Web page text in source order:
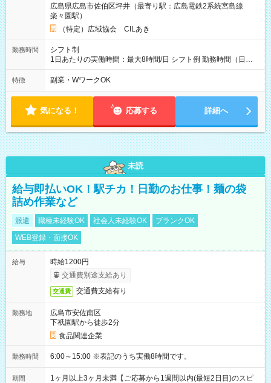
広島県広島市佐伯区坪井（最寄り駅：広島電鉄2系統宮島線
楽々園駅）
（特定）広域協会 CILあき
勤務時間
シフト制
1日あたりの実働時間：最大8時間/日 シフト例 勤務時間（日
勤）・8時～18時 （実働時間8時間 待機休憩2時間）（日勤1回
あたりの給与 2万円）
特徴 副業・WワークOK
気になる！ 応募する 詳細へ
未読
給与即払いOK！駅チカ！日勤のお仕事！麺の袋
詰め作業など
派遣 職種未経験OK 社会人未経験OK
ブランクOK
WEB登録・面接OK
給与
時給1200円
交通費別途支給あり
交通費 交通費支給有り
勤務地
広島市安佐南区
下祇園駅から徒歩2分
食品関連企業
勤務時間 6:00～15:00 ※表記のうち実働8時間です。
期間
1ヶ月以上3ヶ月未満【ご応募から1週間以内(最短2日目)のスピ